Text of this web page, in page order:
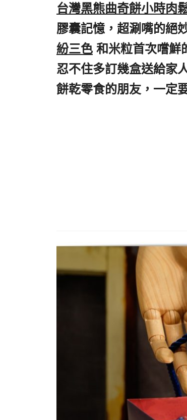
台灣黑熊曲奇餅小時肉
膠囊記憶，超涮嘴的絕
紛三色 和米粒首次嚐鮮
忍不住多訂幾盒送給家
餅乾零食的朋友，一定